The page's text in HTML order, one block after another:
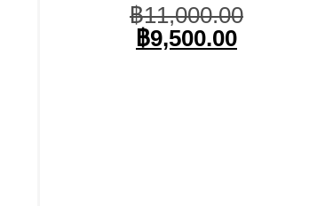
฿11,000.00Original
฿9,500.00Current
price